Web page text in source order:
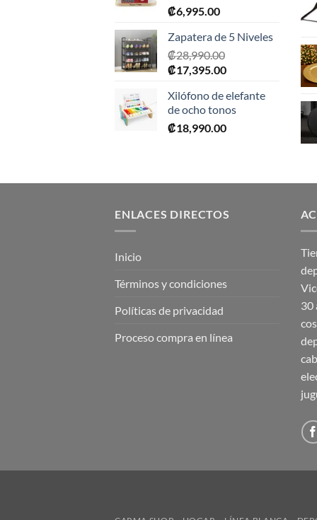
₡6,995.00
Zapatera de 5 Niveles
₡28,990.00
El
original
era:
₡28,990.00.
₡17,395.00El
actual
es:
₡17,395.00.
Xilófono de elefante
de ocho tonos
₡18,990.00
ENLACES DIRECTOS
Inicio
Términos y condiciones
Políticas de privacidad
Proceso compra en línea
30